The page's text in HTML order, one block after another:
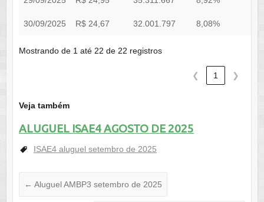
30/09/2025 R$ 24,67 32.001.797 8,08%
Mostrando de 1 até 22 de 22 registros
❮ 1 ❯
Veja também
ALUGUEL ISAE4 AGOSTO DE 2025
ISAE4 aluguel setembro de 2025
← Aluguel AMBP3 setembro de 2025